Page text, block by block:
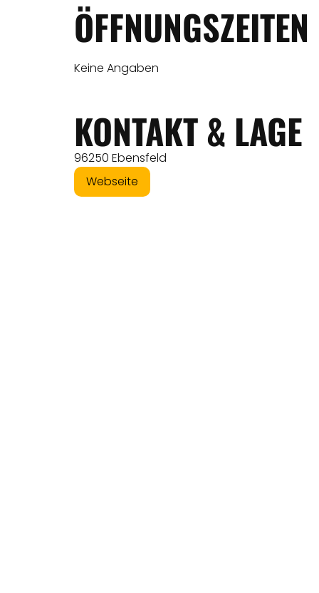
ÖFFNUNGSZEITEN
Keine Angaben
KONTAKT & LAGE
96250 Ebensfeld
Webseite